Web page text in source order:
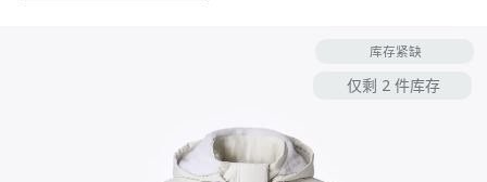
仅剩 2 件库存
库存紧缺